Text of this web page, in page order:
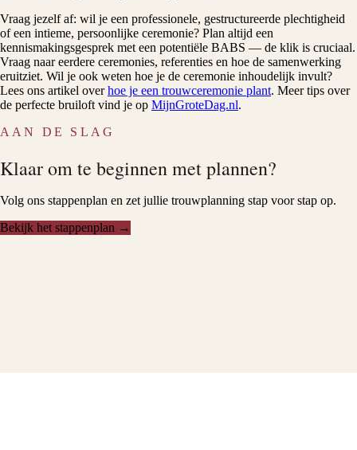
Vraag jezelf af: wil je een professionele, gestructureerde plechtigheid
of een intieme, persoonlijke ceremonie? Plan altijd een
kennismakingsgesprek met een potentiële BABS — de klik is cruciaal.
Vraag naar eerdere ceremonies, referenties en hoe de samenwerking
eruitziet. Wil je ook weten hoe je de ceremonie inhoudelijk invult?
Lees ons artikel overhoe je een trouwceremonie plant. Meer tips over
de perfecte bruiloft vind je op MijnGroteDag.nl.
AAN DE SLAG
Klaar om te beginnen met plannen?
Volg ons stappenplan en zet jullie trouwplanning stap voor stap op.
Bekijk het stappenplan →